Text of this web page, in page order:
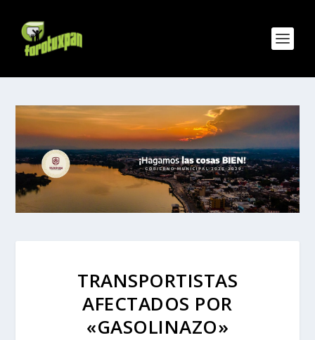
TRANSPORTISTAS
AFECTADOS POR
«GASOLINAZO»